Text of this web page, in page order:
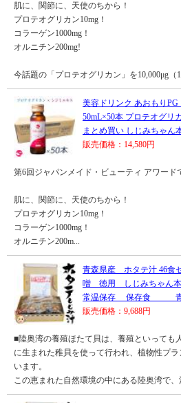
肌に、関節に、天使のちから！
プロテオグリカン10mg！
コラーゲン1000mg！
オルニチン200mg!
今話題の「プロテオグリカン」を10,000μg（
美容ドリンク あおもり
50mL×50本 プロテオグリ
まとめ買い しじみちゃん
販売価格：14,580円
第6回ジャパンメイド・ビューティ アワード
肌に、関節に、天使のちから！
プロテオグリカン10mg！
コラーゲン1000mg！
オルニチン200m...
青森県産 ホタテ汁 46食
噌 徳用 しじみちゃん
常温保存 保存食 青
販売価格：9,688円
■陸奥湾の養殖ほたて貝は、養殖といっても
に生まれた稚貝を使って行われ、植物性プ
います。
この恵まれた自然環境の中にある陸奥湾で、